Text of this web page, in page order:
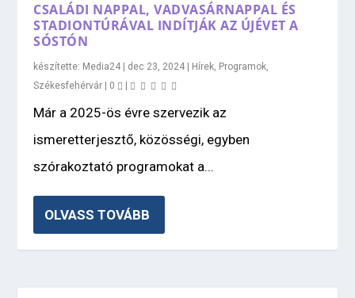
CSALÁDI NAPPAL, VADVASÁRNAPPAL ÉS
STADIONTÚRÁVAL INDÍTJÁK AZ ÚJÉVET A
SÓSTÓN
készítette: Media24 dec 23, 2024 Hírek, Programok,
Székesfehérvár
0
Már a 2025-ös évre szervezik az
ismeretterjesztő, közösségi, egyben
szórakoztató programokat a...
OLVASS TOVÁBB